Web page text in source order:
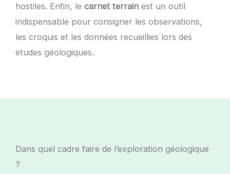
hostiles. Enfin, le carnet terrain est un outil
indispensable pour consigner les observations,
les croquis et les données recueillies lors des
études géologiques.
Dans quel cadre faire de l’exploration géologique
?